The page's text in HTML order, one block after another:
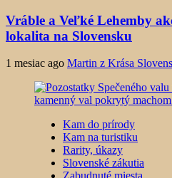
Vráble a Veľké Lehemby
lokalita na Slovensku
1 mesiac ago Martin z Krása
Kam do prírody
Kam na turistiku
Rarity, úkazy
Slovenské zákutia